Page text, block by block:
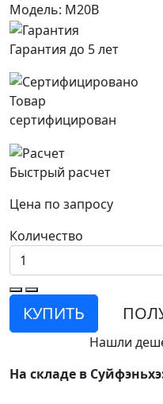
Модель: M20B
Гарантия до 5 лет
Товар
сертифицирован
Быстрый расчет
Цена по запросу
Количество
КУПИТЬ
Нашли
На складе в